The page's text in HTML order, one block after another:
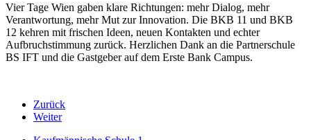
Vier Tage Wien gaben klare Richtungen: mehr Dialog, mehr
Verantwortung, mehr Mut zur Innovation. Die BKB 11 und BKB
12 kehren mit frischen Ideen, neuen Kontakten und echter
Aufbruchstimmung zurück. Herzlichen Dank an die Partnerschule
BS IFT und die Gastgeber auf dem Erste Bank Campus.
Zurück
Weiter